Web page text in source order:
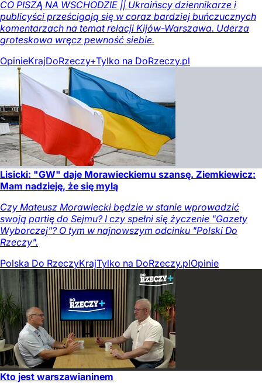
CO PISZĄ NA WSCHODZIE || Ukraińscy dziennikarze i
publicyści prześcigają się w coraz bardziej buńczucznych
komentarzach na temat relacji Kijów-Warszawa. Uderza
groteskowa wręcz pewność siebie.
OpinieKrajDoRzeczy+Tylko na DoRzeczy.pl
Lisicki: "GW" daje Morawieckiemu szansę. Ziemkiewicz:
Mam nadzieję, że się mylą
Czy Mateusz Morawiecki będzie w stanie wprowadzić
swoją partię do Sejmu? I czy spełni się życzenie "Gazety
Wyborczej"? O tym w najnowszym odcinku "Polski Do
Rzeczy".
Polska Do RzeczyKrajTylko na DoRzeczy.plOpinie
Kto jest warszawianinem